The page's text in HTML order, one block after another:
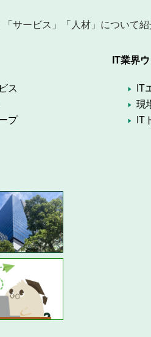
サービス」「人材」について紹
ス
プ
IT業界
IT
現
IT